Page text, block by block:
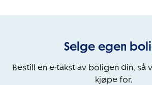
Selge egen
Bestill en e-takst av boligen din, så
kjøpe for.